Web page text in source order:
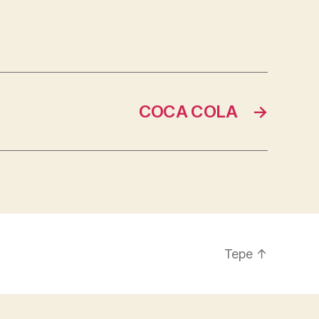
→
COCA COLA
Tepe ↑